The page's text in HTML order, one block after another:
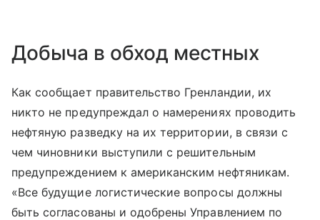
Добыча в обход местных
Как сообщает правительство Гренландии, их
никто не предупреждал о намерениях проводить
нефтяную разведку на их территории, в связи с
чем чиновники выступили с решительным
предупреждением к американским нефтяникам.
«Все будущие логистические вопросы должны
быть согласованы и одобрены Управлением по